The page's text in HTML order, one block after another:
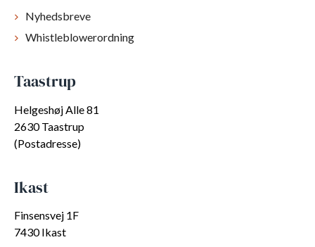
Nyhedsbreve
Whistleblowerordning
Taastrup
Helgeshøj Alle 81
2630 Taastrup
(Postadresse)
Ikast
Finsensvej 1F
7430 Ikast